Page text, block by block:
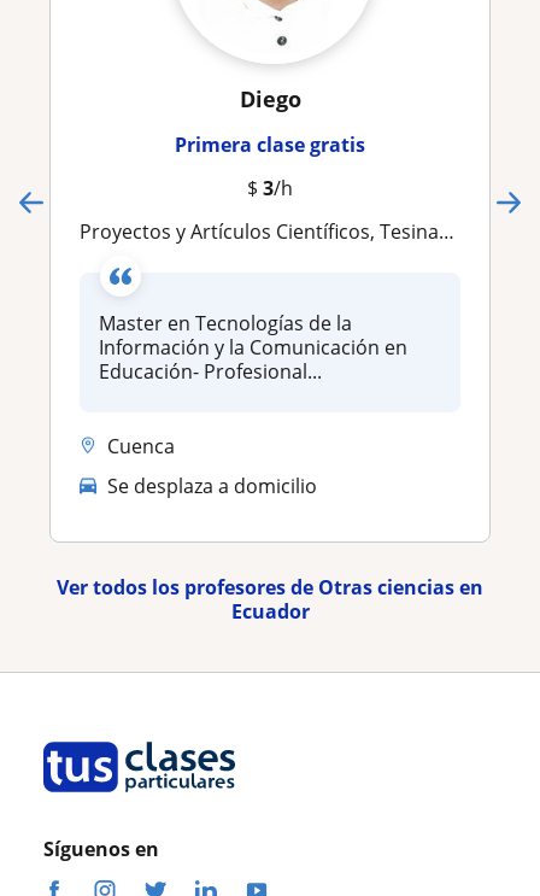
Diego
Primera clase gratis
$ 3/h
Proyectos y Artículos Científicos, Tesinas, TIC, Realidad Aumentada, IA y Big Data
Master en Tecnologías de la
Información y la Comunicación en
Educación- Profesional...
Cuenca
Se desplaza a domicilio
Ver todos los profesores de Otras ciencias en
Ecuador
Síguenos en